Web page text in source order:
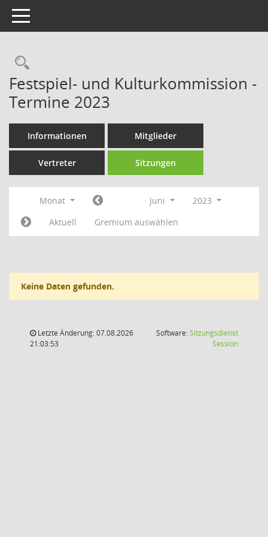
Toggle navigation
Rechercheauswahl
Festspiel- und Kulturkommission -
Termine 2023
Informationen Mitglieder
Vertreter Sitzungen
Monat Juni
2023
Aktuell
Gremium auswählen
Keine Daten gefunden.
Letzte Änderung: 07.08.2026
21:03:53
Software:Sitzungsdienst
Session(Wird in